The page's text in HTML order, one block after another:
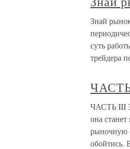
Знай
суть
трейдера
ЧАСТЬ
ЧАСТЬ III
она
рыночную
обойтись.